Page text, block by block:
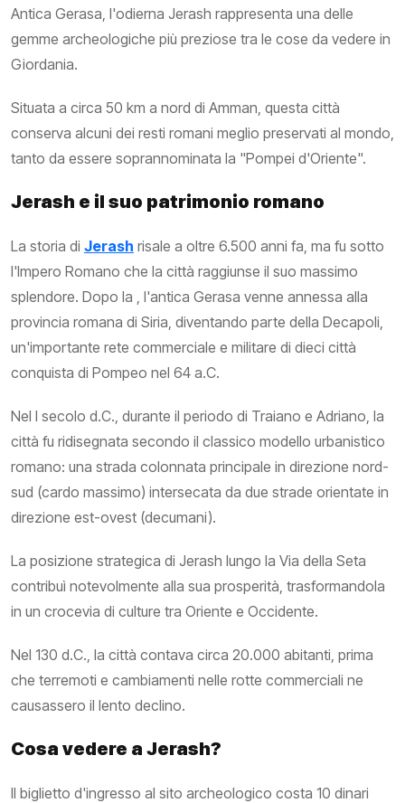
Antica Gerasa, l'odierna Jerash rappresenta una delle
gemme archeologiche più preziose tra le cose da vedere in
Giordania.
Situata a circa 50 km a nord di Amman, questa città
conserva alcuni dei resti romani meglio preservati al mondo,
tanto da essere soprannominata la "Pompei d'Oriente".
Jerash e il suo patrimonio romano
La storia di Jerash risale a oltre 6.500 anni fa, ma fu sotto
l'Impero Romano che la città raggiunse il suo massimo
splendore. Dopo la , l'antica Gerasa venne annessa alla
provincia romana di Siria, diventando parte della Decapoli,
un'importante rete commerciale e militare di dieci città
conquista di Pompeo nel 64 a.C.
Nel I secolo d.C., durante il periodo di Traiano e Adriano, la
città fu ridisegnata secondo il classico modello urbanistico
romano: una strada colonnata principale in direzione nord-
sud (cardo massimo) intersecata da due strade orientate in
direzione est-ovest (decumani).
La posizione strategica di Jerash lungo la Via della Seta
contribuì notevolmente alla sua prosperità, trasformandola
in un crocevia di culture tra Oriente e Occidente.
Nel 130 d.C., la città contava circa 20.000 abitanti, prima
che terremoti e cambiamenti nelle rotte commerciali ne
causassero il lento declino.
Cosa vedere a Jerash?
Il biglietto d'ingresso al sito archeologico costa 10 dinari